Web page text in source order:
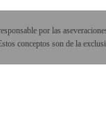
por las
conceptos son de la